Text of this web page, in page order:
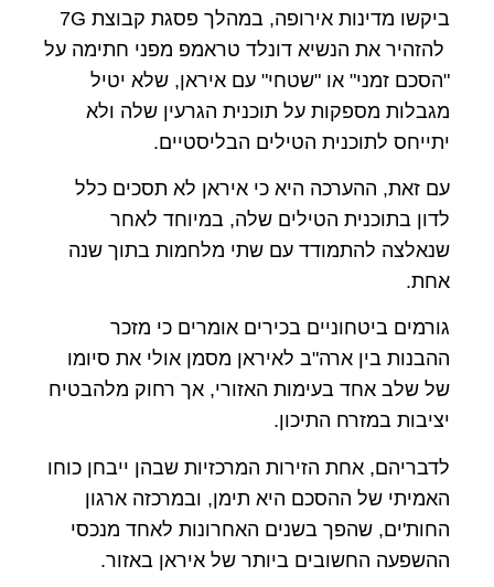
ביקשו מדינות אירופה, במהלך פסגת קבוצת 7G
להזהיר את הנשיא דונלד טראמפ מפני חתימה על
"הסכם זמני" או "שטחי" עם איראן, שלא יטיל
מגבלות מספקות על תוכנית הגרעין שלה ולא
יתייחס לתוכנית הטילים הבליסטיים.
עם זאת, ההערכה היא כי איראן לא תסכים כלל
לדון בתוכנית הטילים שלה, במיוחד לאחר
שנאלצה להתמודד עם שתי מלחמות בתוך שנה
אחת.
גורמים ביטחוניים בכירים אומרים כי מזכר
ההבנות בין ארה"ב לאיראן מסמן אולי את סיומו
של שלב אחד בעימות האזורי, אך רחוק מלהבטיח
יציבות במזרח התיכון.
לדבריהם, אחת הזירות המרכזיות שבהן ייבחן כוחו
האמיתי של ההסכם היא תימן, ובמרכזה ארגון
החות'ים, שהפך בשנים האחרונות לאחד מנכסי
ההשפעה החשובים ביותר של איראן באזור.